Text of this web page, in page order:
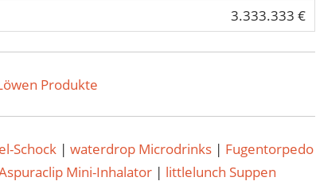
3.333.333 €
Produkte
Schock | waterdrop Microdrinks | Fugentorpedo
Mini-Inhalator | littlelunch Suppen